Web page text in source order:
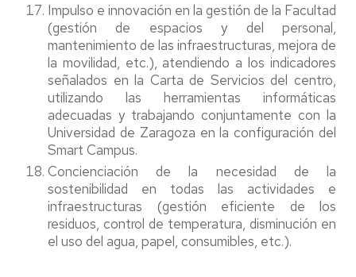
Impulso e innovación en la gestión de la Facultad
(gestión de espacios y del personal,
mantenimiento de las infraestructuras, mejora de
la movilidad, etc.), atendiendo a los indicadores
señalados en la Carta de Servicios del centro,
utilizando las herramientas informáticas
adecuadas y trabajando conjuntamente con la
Universidad de Zaragoza en la configuración del
Smart Campus.
Concienciación de la necesidad de la
sostenibilidad en todas las actividades e
infraestructuras (gestión eficiente de los
residuos, control de temperatura, disminución en
el uso del agua, papel, consumibles, etc.).